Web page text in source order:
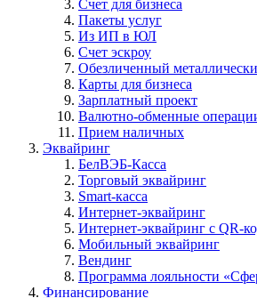
Счет для бизнеса
Пакеты услуг
Из ИП в ЮЛ
Счет эскроу
Обезличенный
Карты для бизнеса
Зарплатный проект
Валютно-обменные
Прием наличных
Эквайринг
БелВЭБ-Касса
Торговый эквайринг
Smart-касса
Интернет-эквайринг
Интернет-эквайринг с QR-
Мобильный эквайринг
Вендинг
Программа лояльности
Финансирование